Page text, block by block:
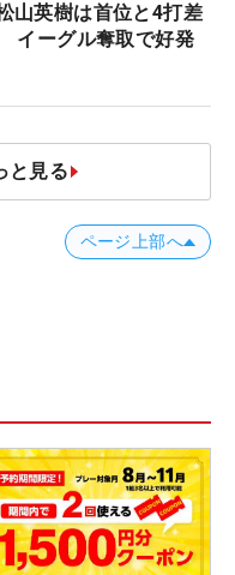
山英樹は首位と4打差
イーグル奪取で好発
と見る
ページ上部へ